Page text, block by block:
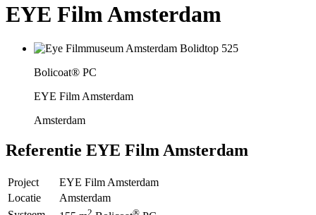
EYE Film Amsterdam
Bolicoat® PC
EYE Film Amsterdam
Amsterdam
Referentie EYE Film Amsterdam
Project
EYE Film Amsterdam
Locatie
Amsterdam
2 ®